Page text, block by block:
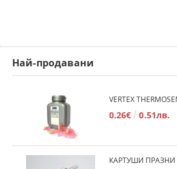
Най-продавани
0.26€ 0.51лв.